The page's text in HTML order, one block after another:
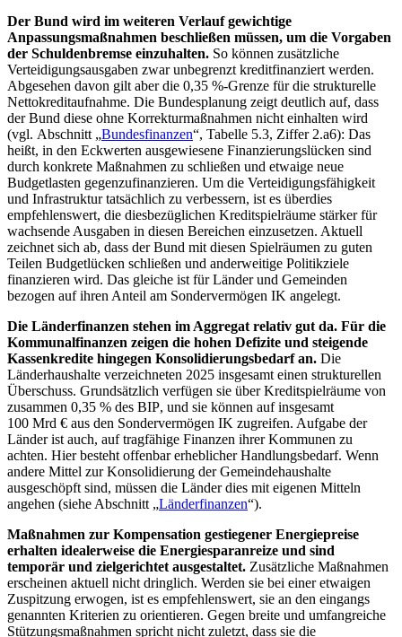
Der Bund wird im weiteren Verlauf gewichtige
Anpassungsmaßnahmen beschließen müssen, um die Vorgaben
der Schuldenbremse einzuhalten. So können zusätzliche
Verteidigungsausgaben zwar unbegrenzt kreditfinanziert werden.
Abgesehen davon gilt aber die 0,35 %-Grenze für die strukturelle
Nettokreditaufnahme. Die Bundesplanung zeigt deutlich auf, dass
der Bund diese ohne Korrekturmaßnahmen nicht einhalten wird
(vgl. Abschnitt „Bundesfinanzen“, Tabelle 5.3, Ziffer 2.a6): Das
heißt, in den Eckwerten ausgewiesene Finanzierungslücken sind
durch konkrete Maßnahmen zu schließen und etwaige neue
Budgetlasten gegenzufinanzieren. Um die Verteidigungsfähigkeit
und Infrastruktur tatsächlich zu verbessern, ist es überdies
empfehlenswert, die diesbezüglichen Kreditspielräume stärker für
wachsende Ausgaben in diesen Bereichen einzusetzen. Aktuell
zeichnet sich ab, dass der Bund mit diesen Spielräumen zu guten
Teilen Budgetlücken schließen und anderweitige Politikziele
finanzieren wird. Das gleiche ist für Länder und Gemeinden
bezogen auf ihren Anteil am Sondervermögen IK angelegt.
Die Länderfinanzen stehen im Aggregat relativ gut da. Für die
Kommunalfinanzen zeigen die hohen Defizite und steigende
Kassenkredite hingegen Konsolidierungsbedarf an. Die
Länderhaushalte verzeichneten 2025 insgesamt einen strukturellen
Überschuss. Grundsätzlich verfügen sie über Kreditspielräume von
zusammen 0,35 % des BIP, und sie können auf insgesamt
100 Mrd € aus den Sondervermögen IK zugreifen. Aufgabe der
Länder ist auch, auf tragfähige Finanzen ihrer Kommunen zu
achten. Hier besteht offenbar erheblicher Handlungsbedarf. Wenn
andere Mittel zur Konsolidierung der Gemeindehaushalte
ausgeschöpft sind, müssen die Länder dies mit eigenen Mitteln
angehen (siehe Abschnitt „Länderfinanzen“).
Maßnahmen zur Kompensation gestiegener Energiepreise
erhalten idealerweise die Energiesparanreize und sind
temporär und zielgerichtet ausgestaltet. Zusätzliche Maßnahmen
erscheinen aktuell nicht dringlich. Werden sie bei einer etwaigen
Zuspitzung erwogen, ist es empfehlenswert, sie an den eingangs
genannten Kriterien zu orientieren. Gegen breite und umfangreiche
Stützungsmaßnahmen spricht nicht zuletzt, dass sie die